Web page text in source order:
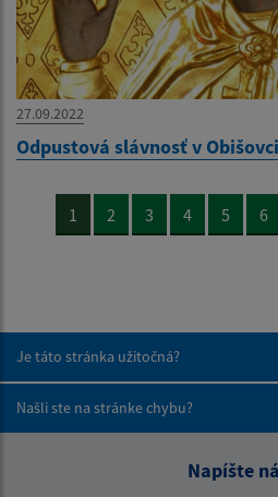
27.09.2022
Odpustová slávnosť v
1 2 3 4 5 6
Je táto stránka užitočná?
Našli ste na stránke chybu?
Napíšte